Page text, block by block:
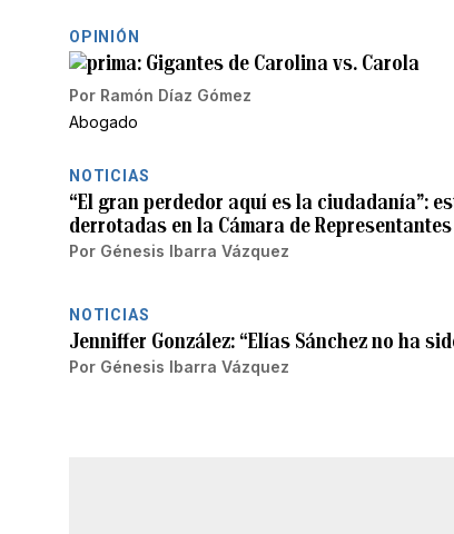
OPINIÓN
Gigantes de Carolina vs. Carola
Por Ramón Díaz Gómez
Abogado
NOTICIAS
“El gran perdedor aquí es la ciudadanía”:
derrotadas en la Cámara de Representantes
Por Génesis Ibarra Vázquez
NOTICIAS
Jenniffer González: “Elías Sánchez no ha
Por Génesis Ibarra Vázquez